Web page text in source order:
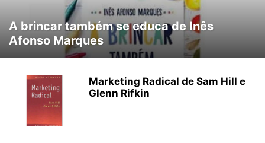
A brincar também se educa de Inês
Afonso Marques
Marketing Radical de Sam Hill e
Glenn Rifkin